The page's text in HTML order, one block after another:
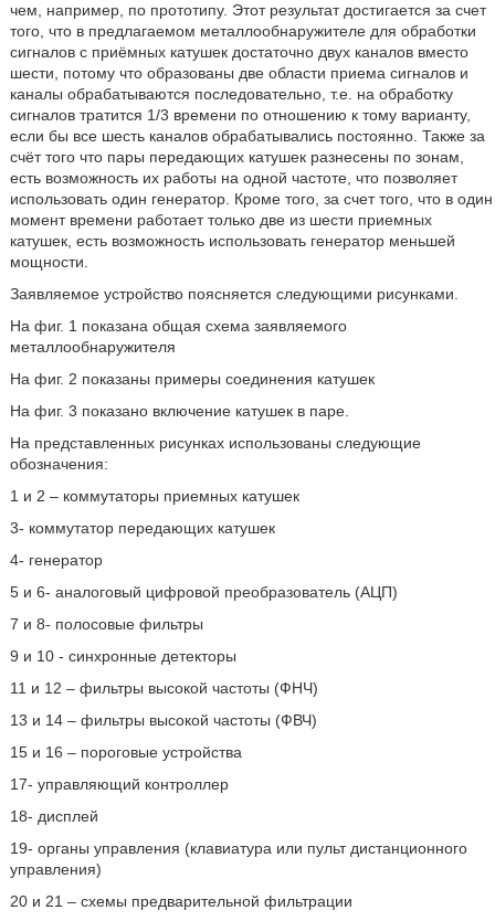
чем, например, по прототипу. Этот результат достигается за счет
того, что в предлагаемом металлообнаружителе для обработки
сигналов с приёмных катушек достаточно двух каналов вместо
шести, потому что образованы две области приема сигналов и
каналы обрабатываются последовательно, т.е. на обработку
сигналов тратится 1/3 времени по отношению к тому варианту,
если бы все шесть каналов обрабатывались постоянно. Также за
счёт того что пары передающих катушек разнесены по зонам,
есть возможность их работы на одной частоте, что позволяет
использовать один генератор. Кроме того, за счет того, что в один
момент времени работает только две из шести приемных
катушек, есть возможность использовать генератор меньшей
мощности.
Заявляемое устройство поясняется следующими рисунками.
На фиг. 1 показана общая схема заявляемого
металлообнаружителя
На фиг. 2 показаны примеры соединения катушек
На фиг. 3 показано включение катушек в паре.
На представленных рисунках использованы следующие
обозначения:
1 и 2 – коммутаторы приемных катушек
3- коммутатор передающих катушек
4- генератор
5 и 6- аналоговый цифровой преобразователь (АЦП)
7 и 8- полосовые фильтры
9 и 10 - синхронные детекторы
11 и 12 – фильтры высокой частоты (ФНЧ)
13 и 14 – фильтры высокой частоты (ФВЧ)
15 и 16 – пороговые устройства
17- управляющий контроллер
18- дисплей
19- органы управления (клавиатура или пульт дистанционного
управления)
20 и 21 – схемы предварительной фильтрации